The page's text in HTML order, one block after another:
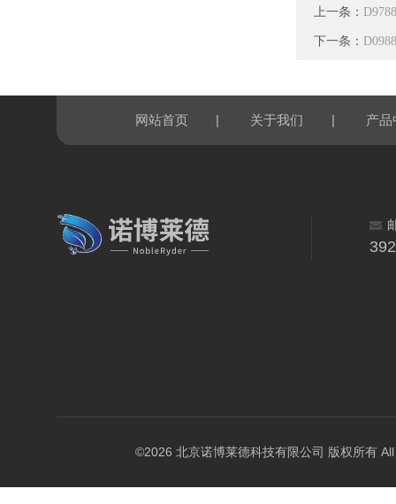
上一条：
下一条：
网站首页 | 关于我们 | 产品
©2026 北京诺博莱德科技有限公司 版权所有